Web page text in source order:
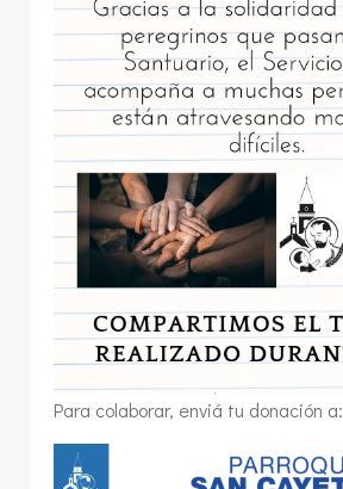
Para colaborar, enviá tu donación a: